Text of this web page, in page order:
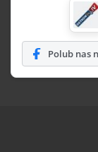
Polub nas